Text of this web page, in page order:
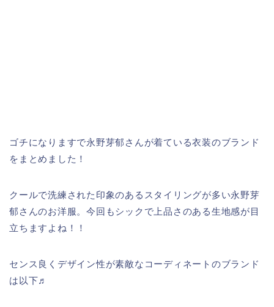
ゴチになりますで永野芽郁さんが着ている衣装のブランド
をまとめました！
クールで洗練された印象のあるスタイリングが多い永野芽
郁さんのお洋服。今回もシックで上品さのある生地感が目
立ちますよね！！
センス良くデザイン性が素敵なコーディネートのブランド
は以下♬